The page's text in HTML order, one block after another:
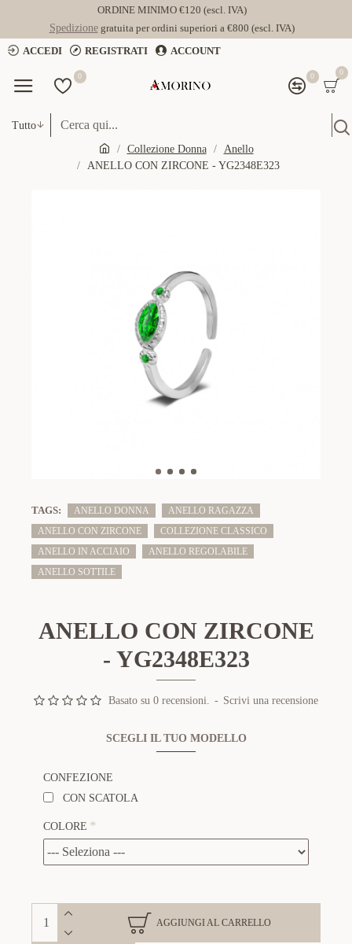
ORDINE MINIMO €120 (escl. IVA)
Spedizionegratuita per ordini superiori a €800 (escl. IVA)
ACCEDI
REGISTRATI ACCOUNT
0 0 0
Tutto
Collezione Donna
Anello
ANELLO CON ZIRCONE - YG2348E323
TAGS: ANELLO DONNA
ANELLO RAGAZZA
ANELLO CON ZIRCONE
COLLEZIONE CLASSICO
ANELLO IN ACCIAIO
ANELLO REGOLABILE
ANELLO SOTTILE
ANELLO CON ZIRCONE
- YG2348E323
Basato su 0 recensioni. - Scrivi una recensione
SCEGLI IL TUO MODELLO
CONFEZIONE
CON SCATOLA
COLORE
AGGIUNGI AL CARRELLO